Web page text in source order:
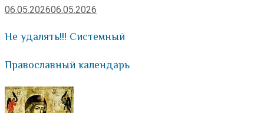
06.05.202606.05.2026
Не удалять!!! Системный
Православный календарь